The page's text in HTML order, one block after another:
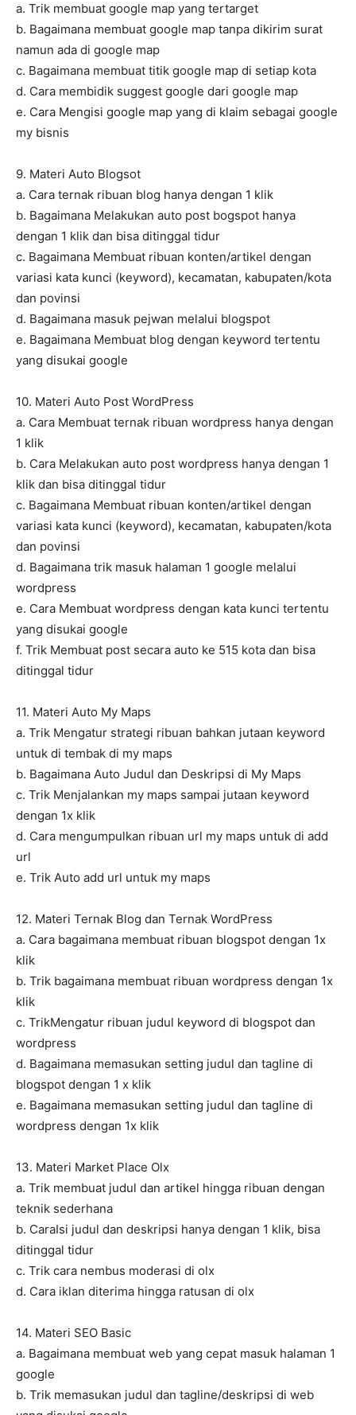
a. Trik membuat google map yang tertarget
b. Bagaimana membuat google map tanpa dikirim surat
namun ada di google map
c. Bagaimana membuat titik google map di setiap kota
d. Cara membidik suggest google dari google map
e. Cara Mengisi google map yang di klaim sebagai google
my bisnis
9. Materi Auto Blogsot
a. Cara ternak ribuan blog hanya dengan 1 klik
b. Bagaimana Melakukan auto post bogspot hanya
dengan 1 klik dan bisa ditinggal tidur
c. Bagaimana Membuat ribuan konten/artikel dengan
variasi kata kunci (keyword), kecamatan, kabupaten/kota
dan povinsi
d. Bagaimana masuk pejwan melalui blogspot
e. Bagaimana Membuat blog dengan keyword tertentu
yang disukai google
10. Materi Auto Post WordPress
a. Cara Membuat ternak ribuan wordpress hanya dengan
1 klik
b. Cara Melakukan auto post wordpress hanya dengan 1
klik dan bisa ditinggal tidur
c. Bagaimana Membuat ribuan konten/artikel dengan
variasi kata kunci (keyword), kecamatan, kabupaten/kota
dan povinsi
d. Bagaimana trik masuk halaman 1 google melalui
wordpress
e. Cara Membuat wordpress dengan kata kunci tertentu
yang disukai google
f. Trik Membuat post secara auto ke 515 kota dan bisa
ditinggal tidur
11. Materi Auto My Maps
a. Trik Mengatur strategi ribuan bahkan jutaan keyword
untuk di tembak di my maps
b. Bagaimana Auto Judul dan Deskripsi di My Maps
c. Trik Menjalankan my maps sampai jutaan keyword
dengan 1x klik
d. Cara mengumpulkan ribuan url my maps untuk di add
url
e. Trik Auto add url untuk my maps
12. Materi Ternak Blog dan Ternak WordPress
a. Cara bagaimana membuat ribuan blogspot dengan 1x
klik
b. Trik bagaimana membuat ribuan wordpress dengan 1x
klik
c. TrikMengatur ribuan judul keyword di blogspot dan
wordpress
d. Bagaimana memasukan setting judul dan tagline di
blogspot dengan 1 x klik
e. Bagaimana memasukan setting judul dan tagline di
wordpress dengan 1x klik
13. Materi Market Place Olx
a. Trik membuat judul dan artikel hingga ribuan dengan
teknik sederhana
b. CaraIsi judul dan deskripsi hanya dengan 1 klik, bisa
ditinggal tidur
c. Trik cara nembus moderasi di olx
d. Cara iklan diterima hingga ratusan di olx
14. Materi SEO Basic
a. Bagaimana membuat web yang cepat masuk halaman 1
google
b. Trik memasukan judul dan tagline/deskripsi di web